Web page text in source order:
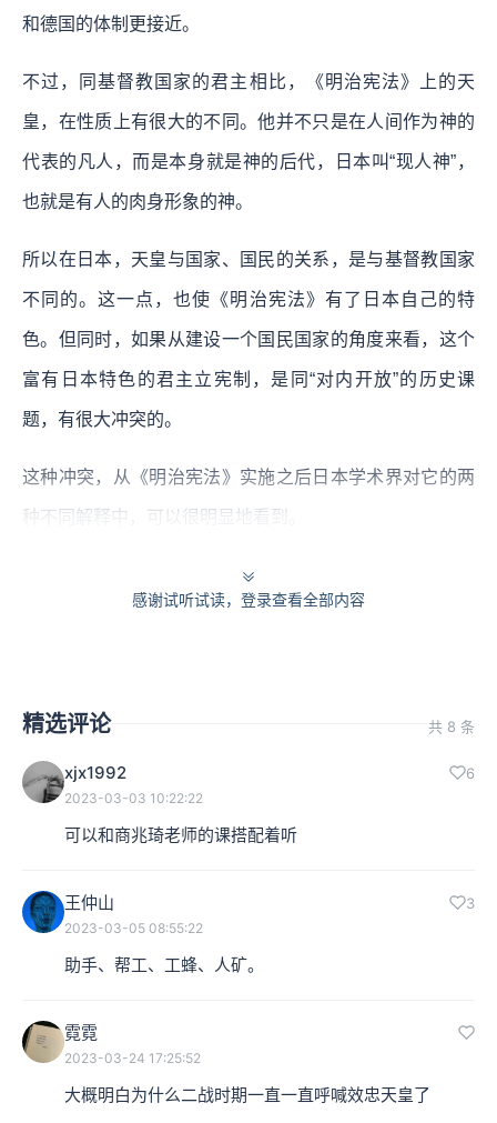
和德国的体制更接近。
不过，同基督教国家的君主相比，《明治宪法》上的天
皇，在性质上有很大的不同。他并不只是在人间作为神的
代表的凡人，而是本身就是神的后代，日本叫“现人神”，
也就是有人的肉身形象的神。
所以在日本，天皇与国家、国民的关系，是与基督教国家
不同的。这一点，也使《明治宪法》有了日本自己的特
色。但同时，如果从建设一个国民国家的角度来看，这个
富有日本特色的君主立宪制，是同“对内开放”的历史课
题，有很大冲突的。
这种冲突，从《明治宪法》实施之后日本学术界对它的两
种不同解释中，可以很明显地看到。
”。
全体日本人共有的“公共财产”，天皇从属于日本国家。所
天皇行使权力，必须受到国民全体或者国民代表的约
感谢试听试读，登录查看全部内容
精选评论 共 8 条
xjx1992 6
2023-03-03 10:22:22
可以和商兆琦老师的课搭配着听
王仲山 3
2023-03-05 08:55:22
助手、帮工、工蜂、人矿。
霓霓
2023-03-24 17:25:52
大概明白为什么二战时期一直一直呼喊效忠天皇了